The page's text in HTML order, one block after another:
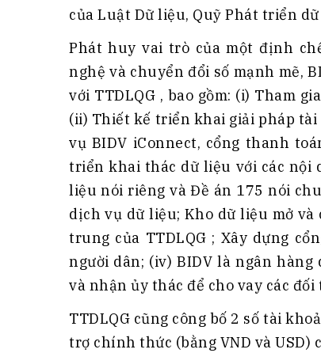
GÓP Ý CHÍNH SÁCH
Dự thảo luật
Tư vấn – Hỏi đáp
Tra cứu văn bản
ĐẤU
của Luật Dữ liệu, Quỹ Phát triển
Phát huy vai trò của một định
nghệ và chuyển đổi số mạnh mẽ,
với TTDLQG , bao gồm: (i) Tham
(ii) Thiết kế triển khai giải pháp
vụ BIDV iConnect, cổng thanh
triển khai thác dữ liệu với các nội
liệu nói riêng và Đề án 175 nói
dịch vụ dữ liệu; Kho dữ liệu mở
trung của TTDLQG ; Xây dựng
người dân; (iv) BIDV là ngân
và nhận ủy thác để cho vay các
TTDLQG cũng công bố 2 số tài
trợ chính thức (bằng VND và USD)